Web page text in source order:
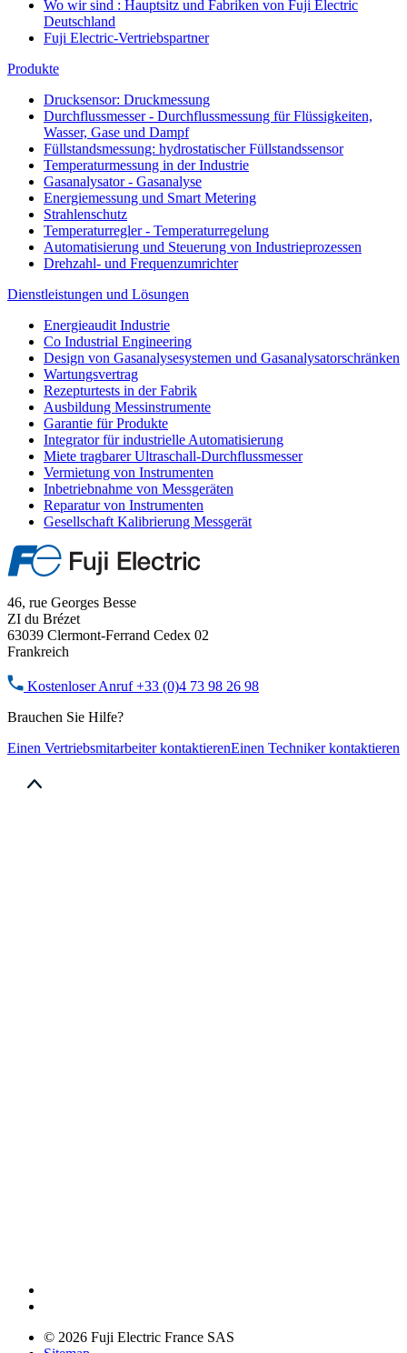
Wo wir sind : Hauptsitz und Fabriken von Fuji Electric
Deutschland
Fuji Electric-Vertriebspartner
Produkte
Drucksensor: Druckmessung
Durchflussmesser - Durchflussmessung für Flüssigkeiten,
Wasser, Gase und Dampf
Füllstandsmessung: hydrostatischer Füllstandssensor
Temperaturmessung in der Industrie
Gasanalysator - Gasanalyse
Energiemessung und Smart Metering
Strahlenschutz
Temperaturregler - Temperaturregelung
Automatisierung und Steuerung von Industrieprozessen
Drehzahl- und Frequenzumrichter
Dienstleistungen und Lösungen
Energieaudit Industrie
Co Industrial Engineering
Design von Gasanalysesystemen und Gasanalysatorschränken
Wartungsvertrag
Rezepturtests in der Fabrik
Ausbildung Messinstrumente
Garantie für Produkte
Integrator für industrielle Automatisierung
Miete tragbarer Ultraschall-Durchflussmesser
Vermietung von Instrumenten
Inbetriebnahme von Messgeräten
Reparatur von Instrumenten
Gesellschaft Kalibrierung Messgerät
46, rue Georges Besse
ZI du Brézet
63039 Clermont-Ferrand Cedex 02
Frankreich
Kostenloser Anruf+33 (0)4 73 98 26 98
Brauchen Sie Hilfe?
Einen Vertriebsmitarbeiter kontaktierenEinen Techniker kontaktieren
© 2026 Fuji Electric France SAS